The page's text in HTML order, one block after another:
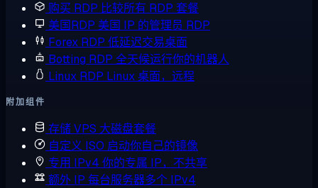
购买 RDP 比较所有 RDP 套餐
美国RDP 美国 IP 的管理员 RDP
Forex RDP 低延迟交易桌面
Botting RDP 全天候运行你的机器人
Linux RDP Linux 桌面，远程
附加组件
存储 VPS 大磁盘套餐
自定义 ISO 启动你自己的镜像
专用 IPv4 你的专属 IP，不共享
额外 IP 每台服务器多个 IPv4